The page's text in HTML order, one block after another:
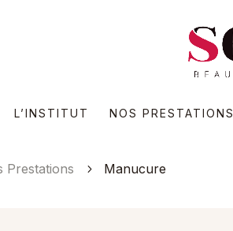
L’INSTITUT NOS PRESTATIONS
Prestations 5 Manucure